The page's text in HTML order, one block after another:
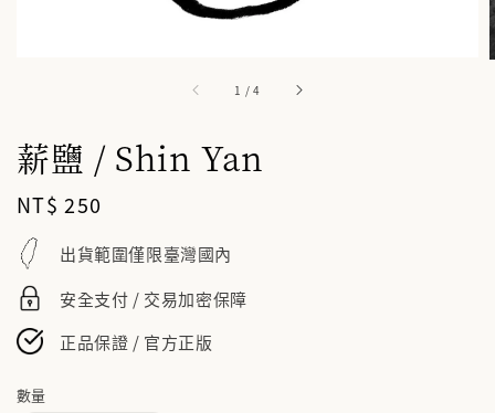
1 /4
薪鹽 / Shin Yan
Regular
price
NT$ 250
出貨範圍僅限臺灣國內
安全支付 / 交易加密保障
正品保證 / 官方正版
數量